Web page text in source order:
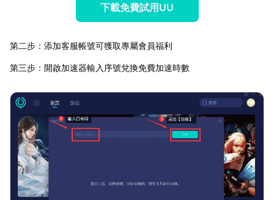
下載免費試用UU
第二步：添加客服帳號可獲取專屬會員福利
第三步：開啟加速器輸入序號兌換免費加速時數